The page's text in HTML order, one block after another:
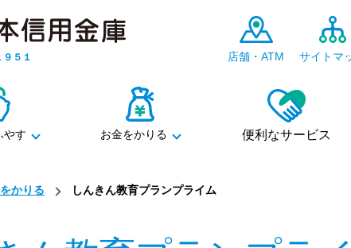
５１ 店舗・ATM サイトマ
やす お金をかりる 便利なサービス
かりる しんきん教育プランプライム